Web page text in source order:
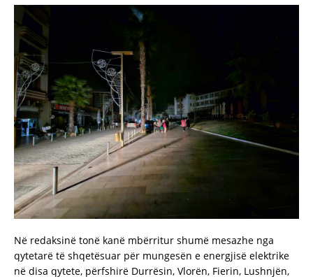
Në redaksinë tonë kanë mbërritur shumë mesazhe nga
qytetarë të shqetësuar për mungesën e energjisë elektrike
në disa qytete, përfshirë Durrësin, Vlorën, Fierin, Lushnjën,